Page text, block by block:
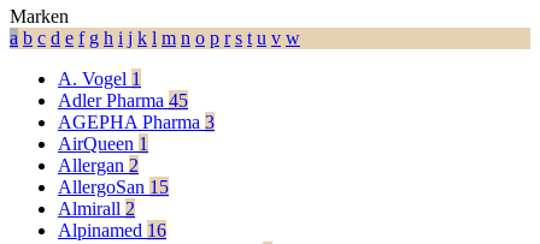
Marken
a b c d e f g h i j k l m n o p r s t u v w
A. Vogel 1
Adler Pharma 45
AGEPHA Pharma 3
AirQueen 1
Allergan 2
AllergoSan 15
Almirall 2
Alpinamed 16